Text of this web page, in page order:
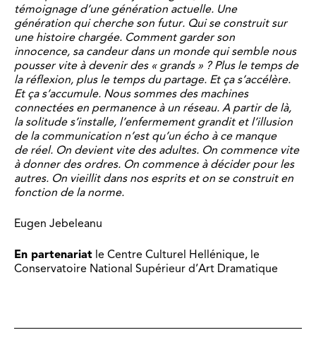
témoignage d’une génération actuelle. Une
génération qui cherche son futur. Qui se construit sur
une histoire chargée. Comment garder son
innocence, sa candeur dans un monde qui semble nous
pousser vite à devenir des « grands » ? Plus le temps de
la réflexion, plus le temps du partage. Et ça s’accélère.
Et ça s’accumule. Nous sommes des machines
connectées en permanence à un réseau. A partir de là,
la solitude s’installe, l’enfermement grandit et l’illusion
de la communication n’est qu’un écho à ce manque
de réel. On devient vite des adultes. On commence vite
à donner des ordres. On commence à décider pour les
autres. On vieillit dans nos esprits et on se construit en
fonction de la norme.
Eugen Jebeleanu
En partenariat le Centre Culturel Hellénique, le
Conservatoire National Supérieur d’Art Dramatique